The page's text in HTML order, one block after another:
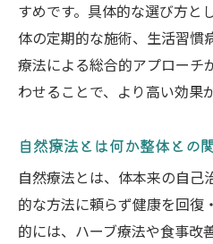
すめです。具体的な選び方と
体の定期的な施術、生活習慣
療法による総合的アプローチ
わせることで、より高い効果
自然療法とは何か整体との
自然療法とは、体本来の自己
的な方法に頼らず健康を回復
的には、ハーブ療法や食事改